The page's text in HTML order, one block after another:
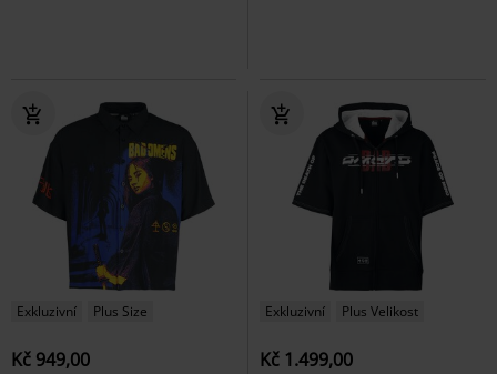
Exkluzivní Plus Size
Kč 949,00
Exkluzivní Plus Velikost
Kč 1.499,00